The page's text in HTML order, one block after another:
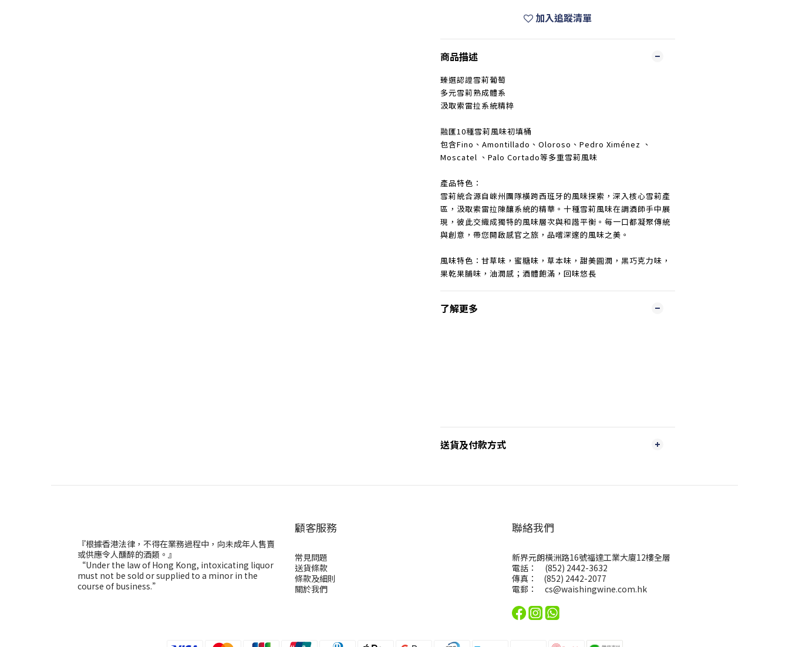
加入追蹤清單
商品描述
臻選認證雪莉葡萄
多元雪莉熟成體系
汲取索雷拉系統精粹
融匯10種雪莉風味初填桶
包含Fino、Amontillado、Oloroso、Pedro Ximénez 、
Moscatel 、Palo Cortado等多重雪莉風味
產品特色：
雪莉統合源自崍州團隊橫跨西班牙的風味探索，深入核心雪莉產
區，汲取索雷拉陳釀系統的精華。十種雪莉風味在調酒師手中展
現，彼此交織成獨特的風味層次與和諧平衡。每一口都凝聚傳統
與創意，帶您開啟感官之旅，品嚐深邃的風味之美。
風味特色：甘草味，蜜糖味，草本味，甜美圓潤，黑巧克力味，
果乾果脯味，油潤感；酒體飽滿，回味悠長
了解更多
送貨及付款方式
『根據香港法律，不得在業務過程中，向未成年人售賣
或供應令人醺醉的酒類。』
“Under the law of Hong Kong, intoxicating liquor
must not be sold or supplied to a minor in the
course of business.”
顧客服務
常見問題
送貨條款
條款及細則
關於我們
聯絡我們
新界元朗橫洲路16號福達工業大廈12樓全層
電話： (852) 2442-3632
傳真： (852) 2442-2077
電郵： cs@waishingwine.com.hk